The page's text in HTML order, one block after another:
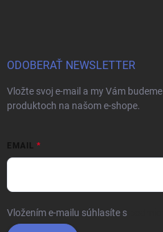
ODOBERAŤ NEWSLETTER
Vložte svoj e-mail a my Vám
produktoch na našom e-shope.
EMAIL
Vložením e-mailu súhlasíte s